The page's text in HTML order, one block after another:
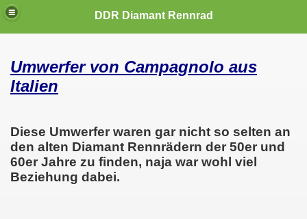
DDR Diamant Rennrad
Umwerfer von Campagnolo aus
Italien
Diese Umwerfer waren gar nicht so selten an
den alten Diamant Rennrädern der 50er und
60er Jahre zu finden, naja war wohl viel
Beziehung dabei.